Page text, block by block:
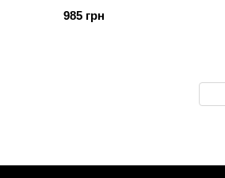
985 грн